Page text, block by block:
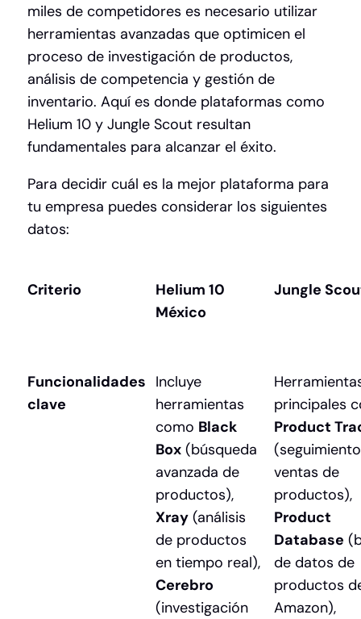
miles de competidores es necesario utilizar
herramientas avanzadas que optimicen el
proceso de investigación de productos,
análisis de competencia y gestión de
inventario. Aquí es donde plataformas como
Helium 10 y Jungle Scout resultan
fundamentales para alcanzar el éxito.
Para decidir cuál es la mejor plataforma para
tu empresa puedes considerar los siguientes
datos:
Criterio
Helium 10
México
Jungle
Funcionalidades
clave
Incluye
herramientas
como Black
Box (búsqueda
avanzada de
productos),
Xray (análisis
de productos
en tiempo real),
Cerebro
(investigación
principales
Product
ventas de
productos),
Product
Database
de datos de
productos
Amazon),